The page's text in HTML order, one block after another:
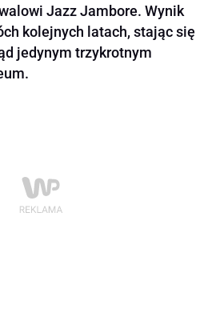
Jazz Jambore. Wynik
kolejnych latach, stając się
jedynym trzykrotnym